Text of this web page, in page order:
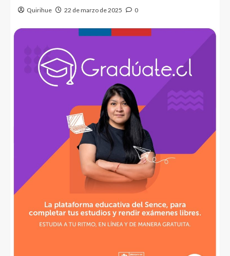
Quirihue 22 de marzo de 2025 0